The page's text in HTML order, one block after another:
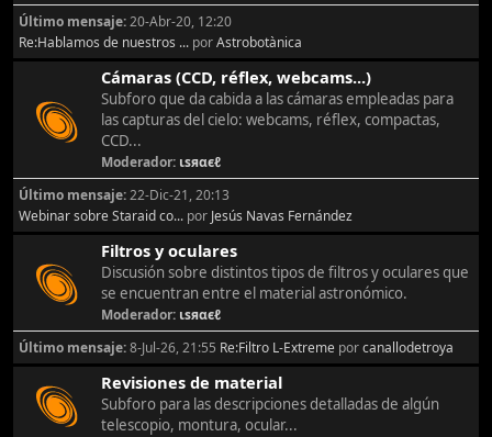
Último mensaje:20-Abr-20, 12:20
Re:Hablamos de nuestros ... porAstrobotànica
Cámaras (CCD, réflex, webcams...)
Subforo que da cabida a las cámaras empleadas para
las capturas del cielo: webcams, réflex, compactas,
CCD...
Moderador: ιѕяαєℓ
Último mensaje:22-Dic-21, 20:13
Webinar sobre Staraid co... por Jesús Navas Fernández
Filtros y oculares
Discusión sobre distintos tipos de filtros y oculares que
se encuentran entre el material astronómico.
Moderador: ιѕяαєℓ
Último mensaje:8-Jul-26, 21:55 Re:Filtro L-Extreme porcanallodetroya
Revisiones de material
Subforo para las descripciones detalladas de algún
telescopio, montura, ocular...